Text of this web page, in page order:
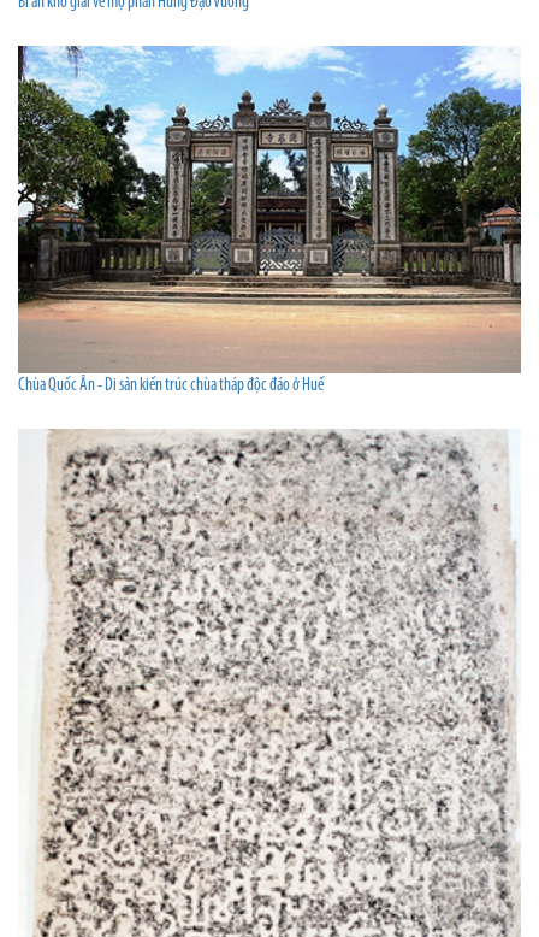
Chùa Quốc Ân - Di sản kiến trúc chùa tháp độc đáo ở Huế